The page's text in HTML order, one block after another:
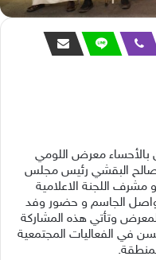
بالأحساء معرض اللومي
البقشي رئيس مجلس
مشرف اللجنة الاعلامية
واصل الجاسم و حضور وفد
وتأتي هذه المشاركة
في الفعاليات المجتمعية